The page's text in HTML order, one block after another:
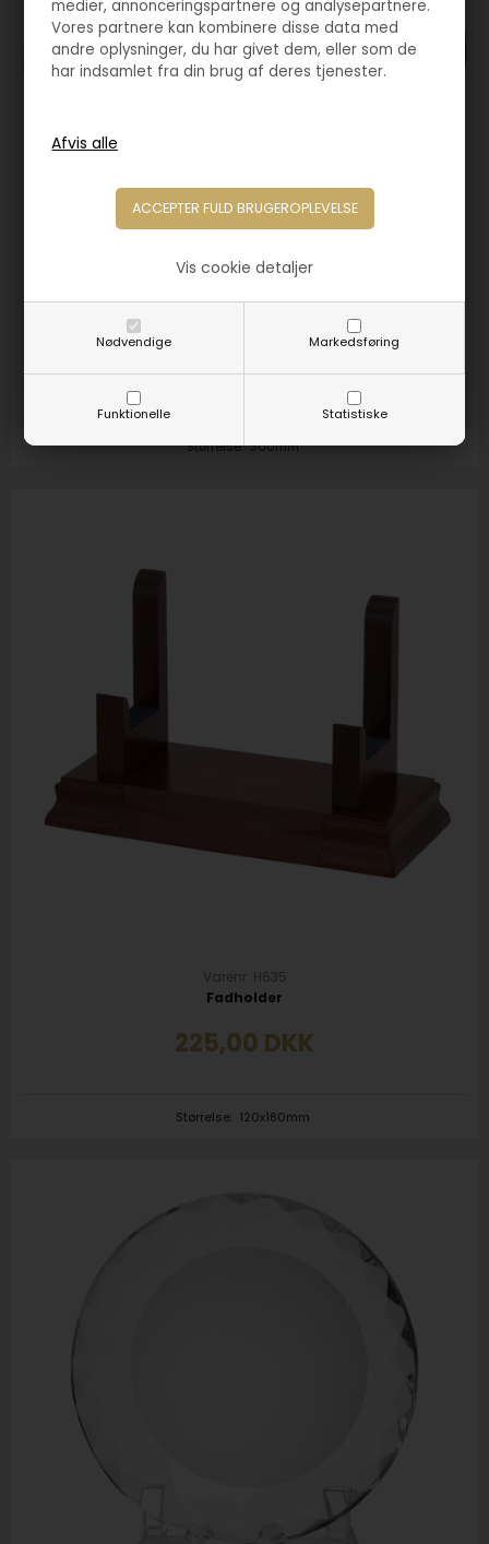
medier, annonceringspartnere og analysepartnere.
Vores partnere kan kombinere disse data med
andre oplysninger, du har givet dem, eller som de
har indsamlet fra din brug af deres tjenester.
Nødvendige Markedsføring
Funktionelle Statistiske
Vis cookie detaljer
Varenr. 7022G
250,00DKK
Størrelse:300mm
Varenr. H635
Fadholder
225,00 DKK
Størrelse: 120x180mm